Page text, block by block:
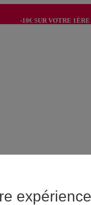
-10€ SUR VOTRE